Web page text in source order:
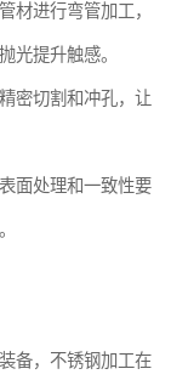
材进行弯管加工，
光提升触感。
密切割和冲孔，让
面处理和一致性要
备，不锈钢加工在